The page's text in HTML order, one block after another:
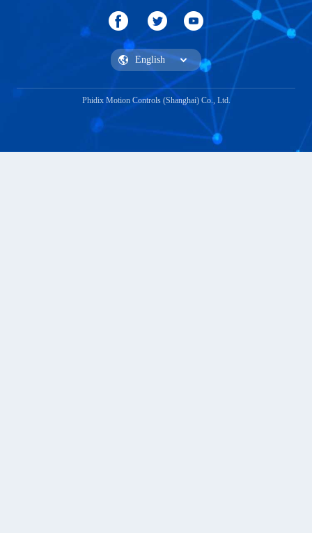
Phidix Motion Controls (Shanghai) Co., Ltd.